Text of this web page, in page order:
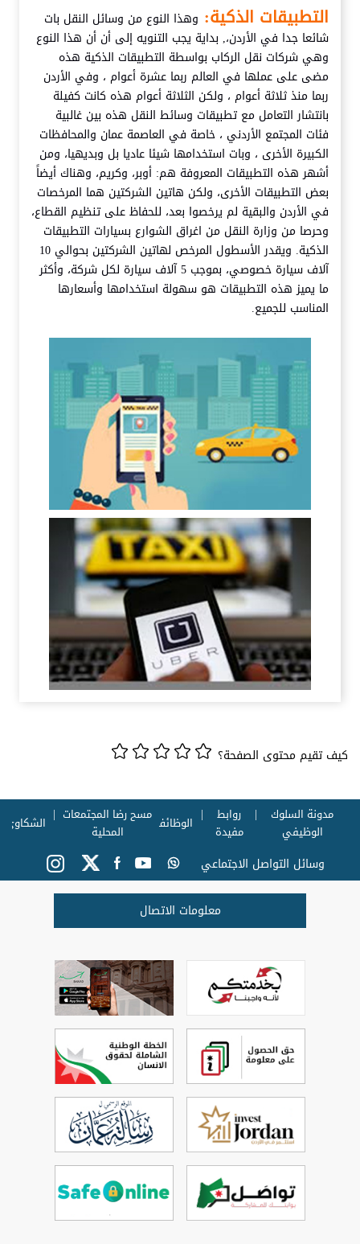
التطبيقات الذكية: وهذا النوع من وسائل النقل بات
شائعا جدا في الأردن،, بداية يجب التنويه إلى أن أن هذا النوع
وهي شركات نقل الركاب بواسطة التطبيقات الذكية هذه
مضى على عملها في العالم ربما عشرة أعوام ، وفي الأردن
ربما منذ ثلاثة أعوام ، ولكن الثلاثة أعوام هذه كانت كفيلة
بانتشار التعامل مع تطبيقات وسائط النقل هذه بين غالبية
فئات المجتمع الأردني ، خاصة في العاصمة عمان والمحافظات
الكبيرة الأخرى ، وبات استخدامها شيئا عاديا بل وبديهيا، ومن
أشهر هذه التطبيقات المعروفة هم: أوبر، وكريم، وهناك أيضاً
بعض التطبيقات الأخرى، ولكن هاتين الشركتين هما المرخصات
في الأردن والبقية لم يرخصوا بعد، للحفاظ على تنظيم القطاع،
وحرصا من وزارة النقل من اغراق الشوارع بسيارات التطبيقات
الذكية. ويقدر الأسطول المرخص لهاتين الشركتين بحوالي 10
آلاف سيارة خصوصي، بموجب 5 آلاف سيارة لكل شركة، وأكثر
ما يميز هذه التطبيقات هو سهولة استخدامها وأسعارها
المناسب للجميع.
كيف تقيم محتوى الصفحة؟
مدونة السلوك
الوظيفي
روابط
مفيدة
الوظائف مسح رضا المجتمعات
المحلية
الشكاوي
وسائل التواصل الاجتماعي
معلومات الاتصال